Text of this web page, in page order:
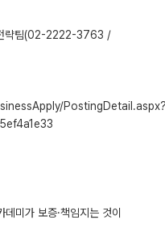
전략팀(02-2222-3763 /
미가 보증·책임지는 것이